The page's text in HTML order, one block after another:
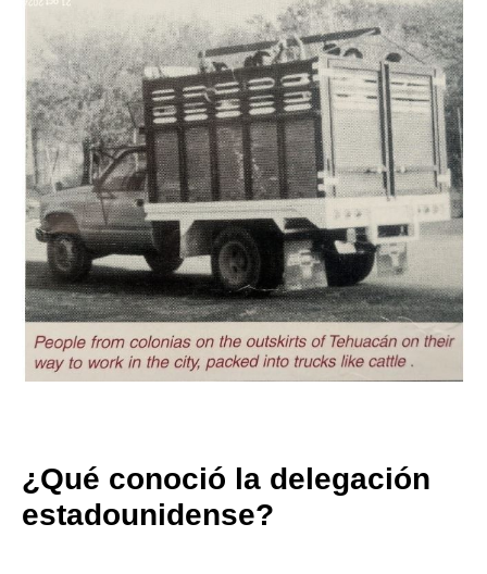
¿Qué conoció la delegación
estadounidense?